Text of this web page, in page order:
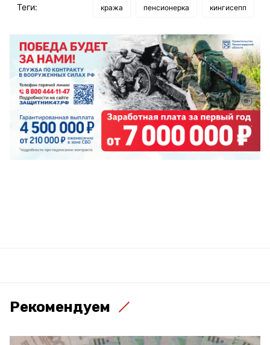
Теги: кража пенсионерка кингисепп
Рекомендуем